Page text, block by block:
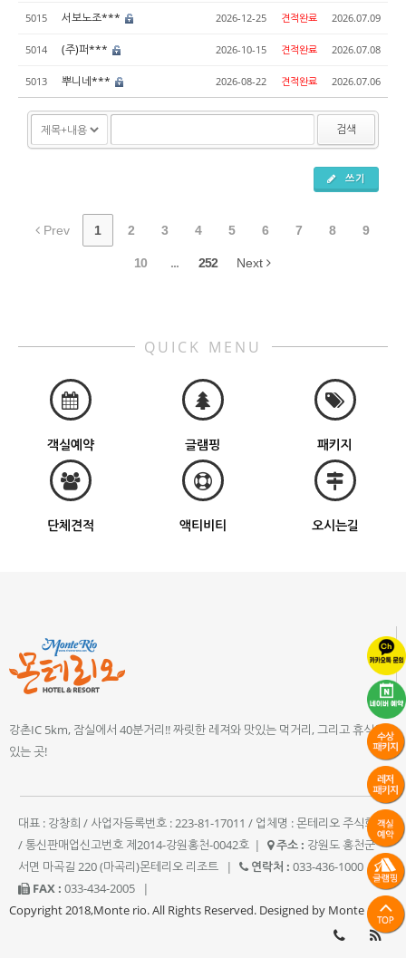
5015 서보노조*** 2026-12-25 견적완료 2026.07.09
5014 (주)퍼*** 2026-10-15 견적완료 2026.07.08
5013 뿌니네*** 2026-08-22 견적완료 2026.07.06
검색
쓰기
Prev 1 2 3 4 5 6 7 8 9
10 ... 252 Next
QUICK MENU
객실예약 글램핑 패키지
단체견적 액티비티 오시는길
강촌IC 5km, 잠실에서 40분거리!! 짜릿한 레져와 맛있는 먹거리, 그리고 휴식이
있는 곳!
대표 : 강창희 / 사업자등록번호 : 223-81-17011 / 업체명 : 몬테리오 주식회사
/ 통신판매업신고번호 제2014-강원홍천-0042호 | 주소 : 강원도 홍천군
서면 마곡길 220 (마곡리)몬테리오 리조트
| 연락처 : 033-436-1000
|
FAX : 033-434-2005
|
Copyright 2018,Monte rio. All Rights Reserved. Designed by Monte rio.